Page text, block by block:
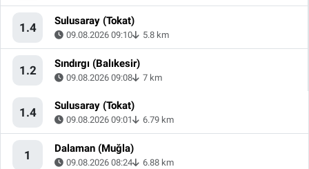
1.4 Sulusaray (Tokat)
09.08.2026 09:10 5.8 km
1.2 Sındırgı (Balıkesir)
09.08.2026 09:08 7 km
1.4 Sulusaray (Tokat)
09.08.2026 09:01 6.79 km
1 Dalaman (Muğla)
09.08.2026 08:24 6.88 km